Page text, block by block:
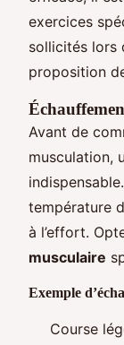
exercices
sollicités lors
proposition
Avant de
musculation,
température
à l’effort.
musculaire
Exemple
Course